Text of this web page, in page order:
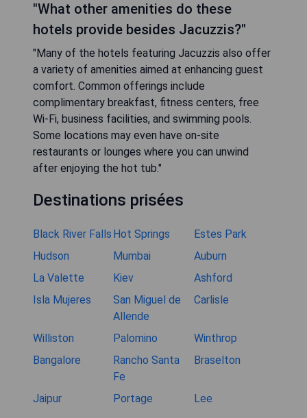
"What other amenities do these
hotels provide besides Jacuzzis?"
"Many of the hotels featuring Jacuzzis also offer
a variety of amenities aimed at enhancing guest
comfort. Common offerings include
complimentary breakfast, fitness centers, free
Wi-Fi, business facilities, and swimming pools.
Some locations may even have on-site
restaurants or lounges where you can unwind
after enjoying the hot tub."
Destinations prisées
Black River Falls Hot Springs
Estes Park
Hudson
Mumbai
Auburn
La Valette
Kiev
Ashford
Isla Mujeres
San Miguel de
Allende
Carlisle
Williston Palomino
Winthrop
Bangalore
Rancho Santa
Fe
Braselton
Jaipur Portage Lee